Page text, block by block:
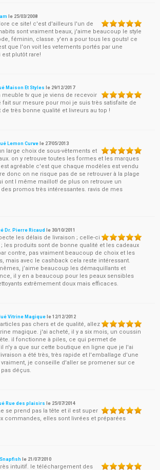
le 25/03/2008
ce site! c'est d'ailleurs l'un de
sont vraiment beaux, j'aime beaucoup le style
féminin, classe. y'en a pour tous les gouts! ce
que l'on voit les vetements portés par une
plutôt rare!
Maison Et Styles le 29/12/2017
meuble tv que je viens de recevoir
fait sur mesure pour moi je suis très satisfaite de
très bonne qualité et livreurs au top !
Lemon Curve le 27/05/2013
large choix de sous-vêtements et
on y retrouve toutes les formes et les marques
agréable c'est que chaque modèles est vendu
donc on ne risque pas de se retrouver à la plage
ont l même maillot! de plus on retrouve un
des promos très intéressantes. ravis de mes
Dr. Pierre Ricaud le30/10/2011
les délais de livraison ; celle-ci
les produits sont de bonne qualité et les cadeaux
contre, pas vraiment beaucoup de choix et les
mais avec le cashback cela reste intéressant.
j’aime beaucoup les démaquillants et
il y en a beaucoup pour les peaux sensibles
extrêmement doux mais efficaces.
Vitrine Magique le12/12/2012
pas chers et de qualité, allez
magique. j'ai acheté, il y a six mois, un coussin
il fonctionne à piles, ce qui permet de
n'y a que sur cette boutique en ligne que je l'ai
a été très, très rapide et l'emballage d'une
je conseille d'aller se promener sur ce
déçus.
Rue des plaisirs le 25/07/2014
se prend pas la tête et il est super
commandes, elles sont livrées et préparées
le 21/07/2010
intuitif. le téléchargement des